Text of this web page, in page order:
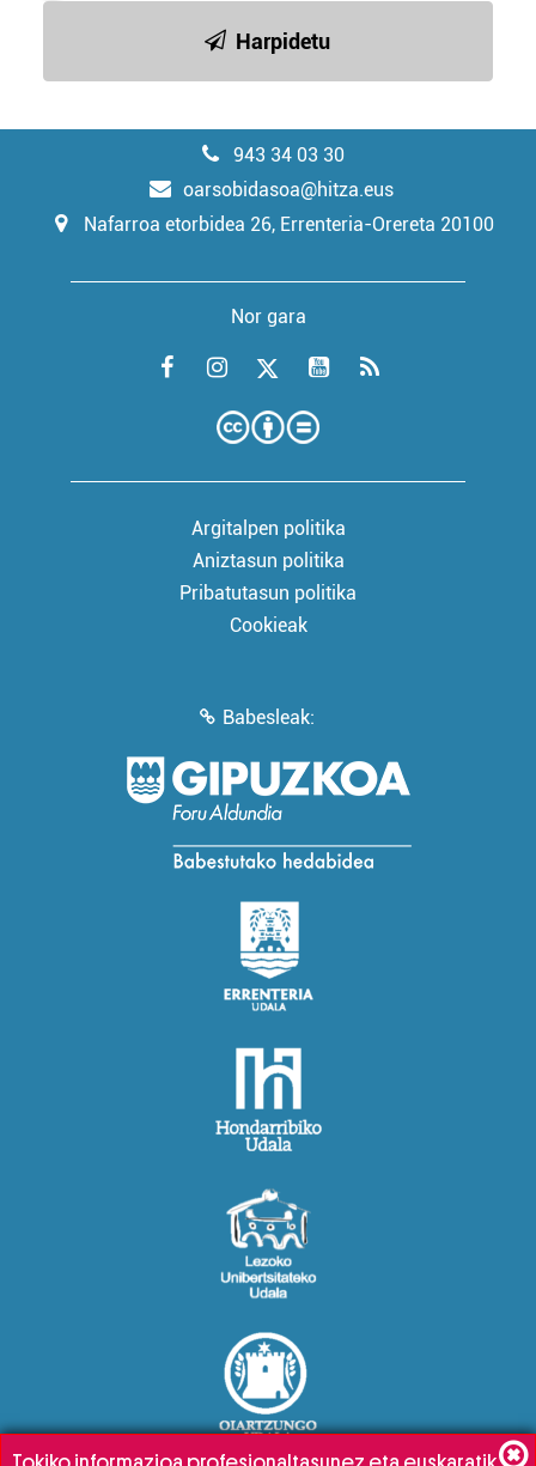
Harpidetu
943 34 03 30
oarsobidasoa@hitza.eus
Nafarroa etorbidea 26, Errenteria-Orereta 20100
Nor gara
Argitalpen politika
Aniztasun politika
Pribatutasun politika
Cookieak
Babesleak: